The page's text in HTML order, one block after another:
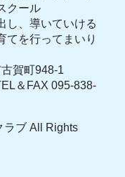
クール
し、導いていける
てを行ってまいり
賀町948-1
＆FAX 095-838-
ラブ All Rights